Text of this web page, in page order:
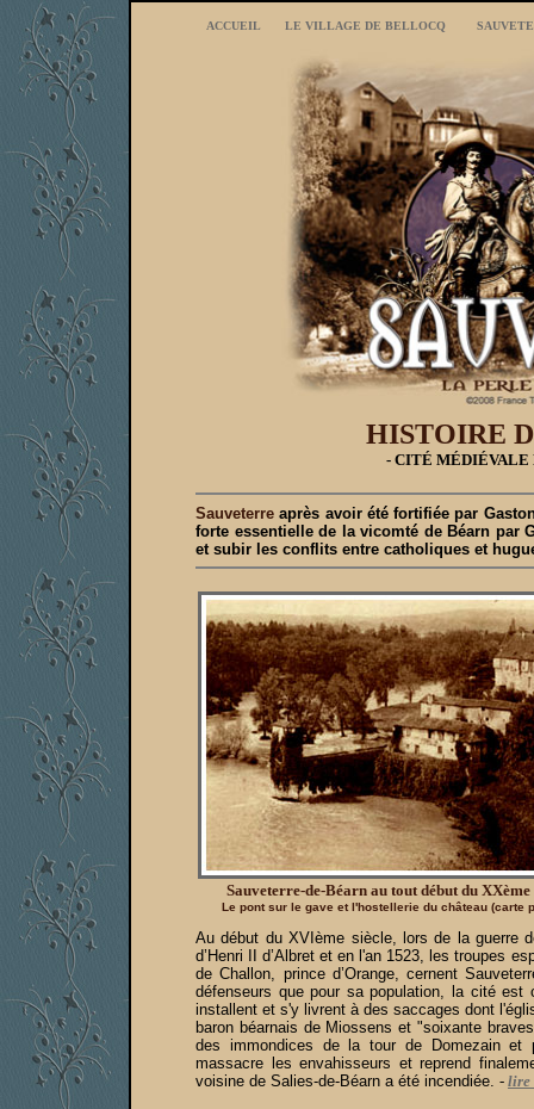
ACCUEIL LE VILLAGE DE BELLOCQ
HISTOIRE
- CITÉ MÉDIÉVALE
Sauveterre après avoir été fortifiée par
forte essentielle de la vicomté de Béarn par
et subir les conflits entre catholiques et
Sauveterre-de-Béarn au tout début du XXème
Le pont sur le gave et l'hostellerie du château (carte
Au début du XVIème siècle, lors de la guerre
d’Henri II d’Albret et en l'an 1523, les troupes
de Challon, prince d’Orange, cernent
défenseurs que pour sa population, la cité
installent et s'y livrent à des saccages dont
baron béarnais de Miossens et "soixante
des immondices de la tour de Domezain et
massacre les envahisseurs et reprend
voisine de Salies-de-Béarn a été incendiée. - lire